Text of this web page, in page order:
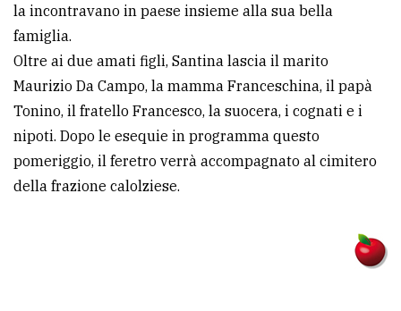
la incontravano in paese insieme alla sua bella
famiglia.
Oltre ai due amati figli, Santina lascia il marito
Maurizio Da Campo, la mamma Franceschina, il papà
Tonino, il fratello Francesco, la suocera, i cognati e i
nipoti. Dopo le esequie in programma questo
pomeriggio, il feretro verrà accompagnato al cimitero
della frazione calolziese.